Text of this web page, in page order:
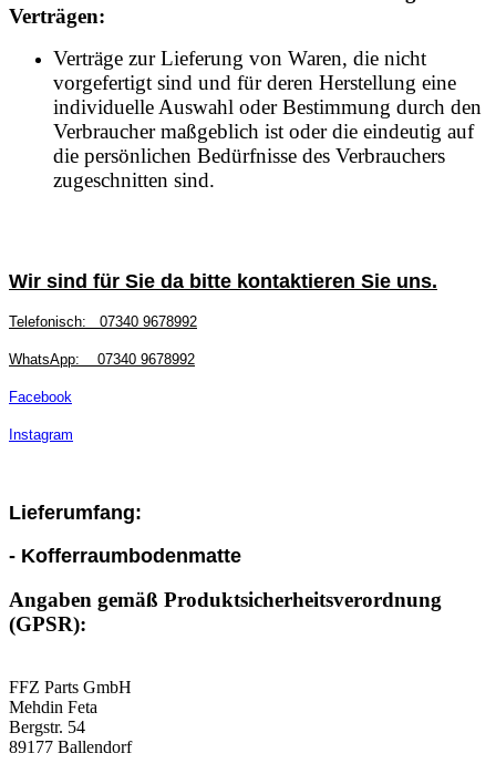
Verträgen:
Verträge zur Lieferung von Waren, die nicht
vorgefertigt sind und für deren Herstellung eine
individuelle Auswahl oder Bestimmung durch den
Verbraucher maßgeblich ist oder die eindeutig auf
die persönlichen Bedürfnisse des Verbrauchers
zugeschnitten sind.
Wir sind für Sie da bitte kontaktieren Sie uns.
Telefonisch: 07340 9678992
WhatsApp: 07340 9678992
Facebook
Instagram
Lieferumfang:
- Kofferraumbodenmatte
Angaben gemäß Produktsicherheitsverordnung
(GPSR):
FFZ Parts GmbH
Mehdin Feta
Bergstr. 54
89177 Ballendorf